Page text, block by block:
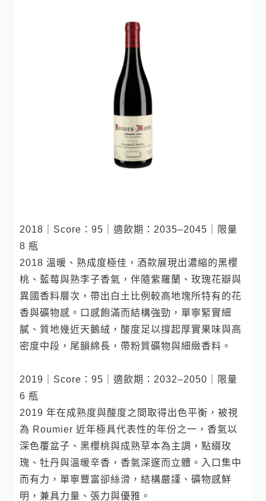
2018｜Score：95｜適飲期：2035–2045｜限量
8 瓶
2018 溫暖、熟成度極佳，酒款展現出濃縮的黑櫻
桃、藍莓與熟李子香氣，伴隨紫羅蘭、玫瑰花瓣與
異國香料層次，帶出白土比例較高地塊所特有的花
香與礦物感。口感飽滿而結構強勁，單寧緊實細
膩、質地幾近天鵝絨，酸度足以撐起厚實果味與高
密度中段，尾韻綿長，帶粉質礦物與細緻香料。
2019｜Score：95｜適飲期：2032–2050｜限量
6 瓶
2019 年在成熟度與酸度之間取得出色平衡，被視
為 Roumier 近年極具代表性的年份之一，香氣以
深色覆盆子、黑櫻桃與成熟草本為主調，點綴玫
瑰、牡丹與溫暖辛香，香氣深邃而立體。入口集中
而有力，單寧豐富卻絲滑，結構嚴謹、礦物感鮮
明，兼具力量、張力與優雅。